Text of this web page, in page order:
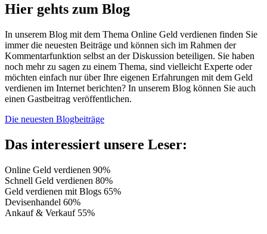
Hier gehts zum Blog
In unserem Blog mit dem Thema Online Geld verdienen finden Sie
immer die neuesten Beiträge und können sich im Rahmen der
Kommentarfunktion selbst an der Diskussion beteiligen. Sie haben
noch mehr zu sagen zu einem Thema, sind vielleicht Experte oder
möchten einfach nur über Ihre eigenen Erfahrungen mit dem Geld
verdienen im Internet berichten? In unserem Blog können Sie auch
einen Gastbeitrag veröffentlichen.
Die neuesten Blogbeiträge
Das interessiert unsere Leser:
Online Geld verdienen 90%
Schnell Geld verdienen 80%
Geld verdienen mit Blogs 65%
Devisenhandel 60%
Ankauf & Verkauf55%